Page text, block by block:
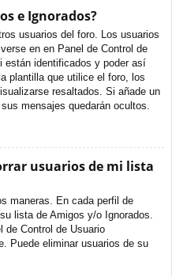
e Ignorados?
usuarios del foro. Los usuarios
en en Panel de Control de
están identificados y poder así
plantilla que utilice el foro, los
resaltados. Si añade un
mensajes quedarán ocultos.
usuarios de mi lista
maneras. En cada perfil de
lista de Amigos y/o Ignorados.
de Control de Usuario
Puede eliminar usuarios de su